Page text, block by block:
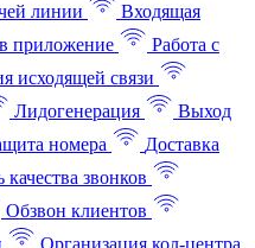
линии
Входящая
приложение
Работа с
исходящей связи
Лидогенерация
Выход
номера
Доставка
качества звонков
Обзвон клиентов
Организация кол-центра